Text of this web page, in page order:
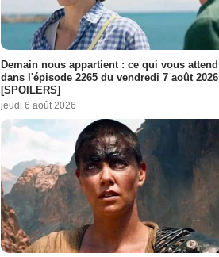
Demain nous appartient : ce qui vous attend
dans l'épisode 2265 du vendredi 7 août 2026
[SPOILERS]
jeudi 6 août 2026